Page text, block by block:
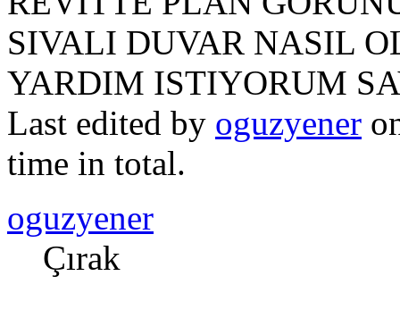
SIVALI DUVAR NASIL
YARDIM ISTIYORUM
Last edited by oguzyener
time in total.
oguzyener
Çırak